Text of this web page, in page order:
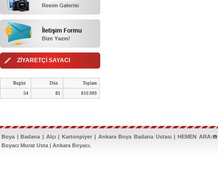
ZİYARETÇİ SAYACI
Bugün Dün Toplam
54 81 810.989
Boya | Badana | Alçı | Kartonpiyer | Ankara Boya Badana Ustası | HEMEN
Boyacı Murat Usta | Ankara Boyacı.